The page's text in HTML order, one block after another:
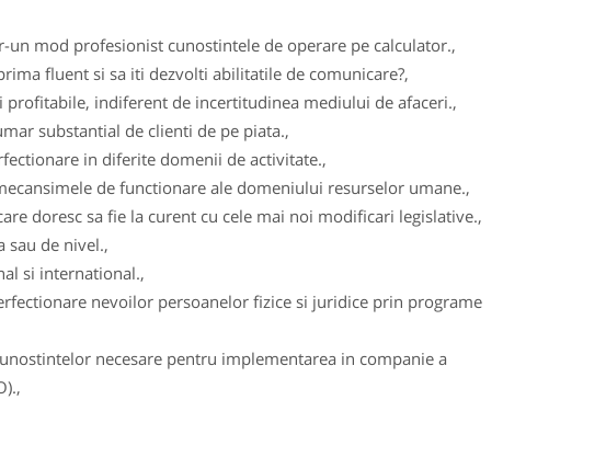
un mod profesionist cunostintele de operare pe calculator.,
fluent si sa iti dezvolti abilitatile de comunicare?,
indiferent de incertitudinea mediului de afaceri.,
substantial de clienti de pe piata.,
in diferite domenii de activitate.,
de functionare ale domeniului resurselor umane.,
doresc sa fie la curent cu cele mai noi modificari legislative.,
sau de nivel.,
si international.,
nevoilor persoanelor fizice si juridice prin programe
necesare pentru implementarea in companie a